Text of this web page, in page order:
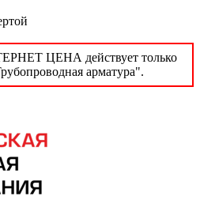
ЦЕНА действует только
арматура".